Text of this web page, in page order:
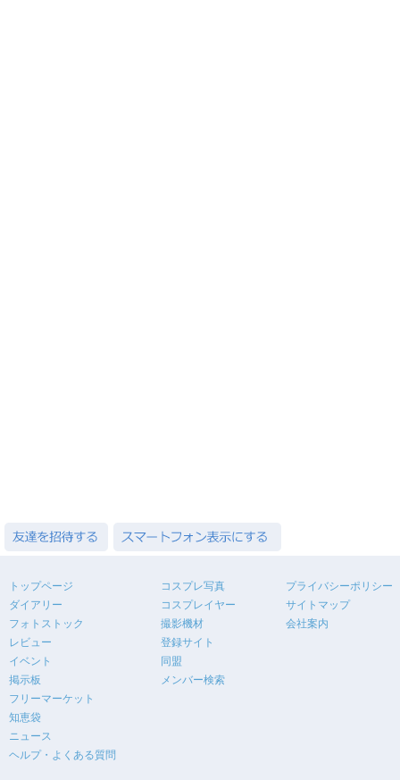
トップページ
ダイアリー
フォトストック
レビュー
イベント
掲示板
フリーマーケット
知恵袋
ニュース
ヘルプ・よくある質問
コスプレ写真
コスプレイヤー
撮影機材
登録サイト
同盟
メンバー検索
プライバシーポリシー
サイトマップ
会社案内